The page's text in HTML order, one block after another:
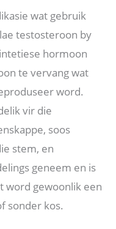
wat gebruik
testosteroon by
hormoon
te vervang wat
word.
vir die
soos
stem, en
geneem en is
word gewoonlik een
sonder kos.